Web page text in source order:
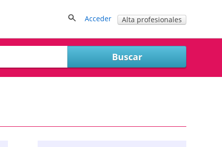
Acceder Alta profesionales